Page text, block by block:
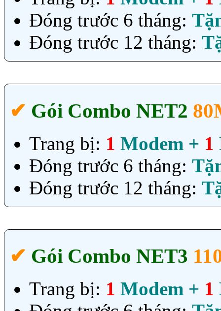
Đóng trước 6 tháng:
Đóng trước 12 tháng:
✔‎ Gói Combo NET2
Trang bị: 1 Modem + 1
Đóng trước 6 tháng:
Đóng trước 12 tháng:
✔‎ Gói Combo NET3
Trang bị: 1 Modem + 1